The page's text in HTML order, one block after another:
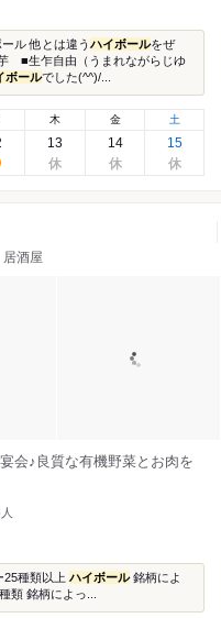
ル 他とは違う ハイボールをぜ
■生乍自由（うまれながらじゆ
ボールでした(^^)/...
木
13
金
14
土
15
酒屋
会♪良質な有機野菜とお肉を
人
種類以上 ハイボール銘柄によ
類 銘柄によっ...